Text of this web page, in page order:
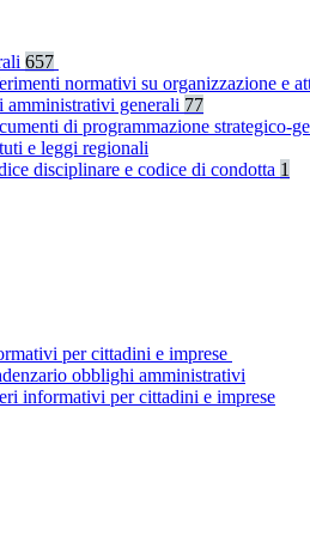
657
normativi su organizzazione e
amministrativi generali 77
di programmazione strategico-
e leggi regionali
disciplinare e codice di condotta 1
per cittadini e imprese
obblighi amministrativi
informativi per cittadini e imprese